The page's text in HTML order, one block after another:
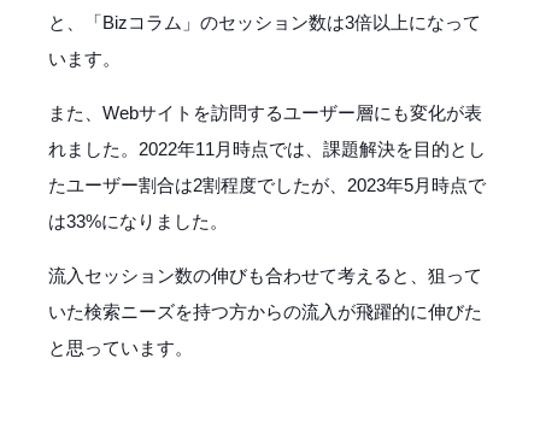
と、「Bizコラム」のセッション数は3倍以上になって
います。
また、Webサイトを訪問するユーザー層にも変化が表
れました。2022年11月時点では、課題解決を目的とし
たユーザー割合は2割程度でしたが、2023年5月時点で
は33%になりました。
流入セッション数の伸びも合わせて考えると、狙って
いた検索ニーズを持つ方からの流入が飛躍的に伸びた
と思っています。